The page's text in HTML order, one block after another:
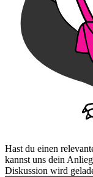
Hast du einen
kannst uns dein
Diskussion wird